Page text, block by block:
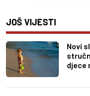
JOŠ VIJESTI
Novi
djece